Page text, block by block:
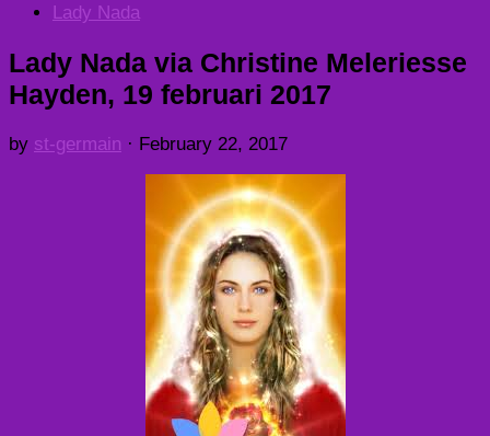
Lady Nada
Lady Nada via Christine Meleriesse
Hayden, 19 februari 2017
by st-germain · February 22, 2017